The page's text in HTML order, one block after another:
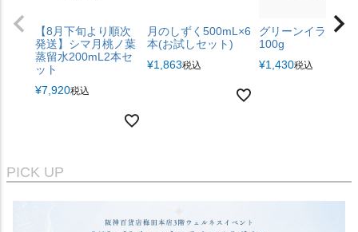
【8月下旬より順次
発送】シマ月桃ノ葉
蒸留水200mL2本セ
ット
¥7,920税込
月のしずく500mL×6
本(お試しセット)
¥1,863税込
グリーンイライト
100g
¥1,430税込
PICK UP